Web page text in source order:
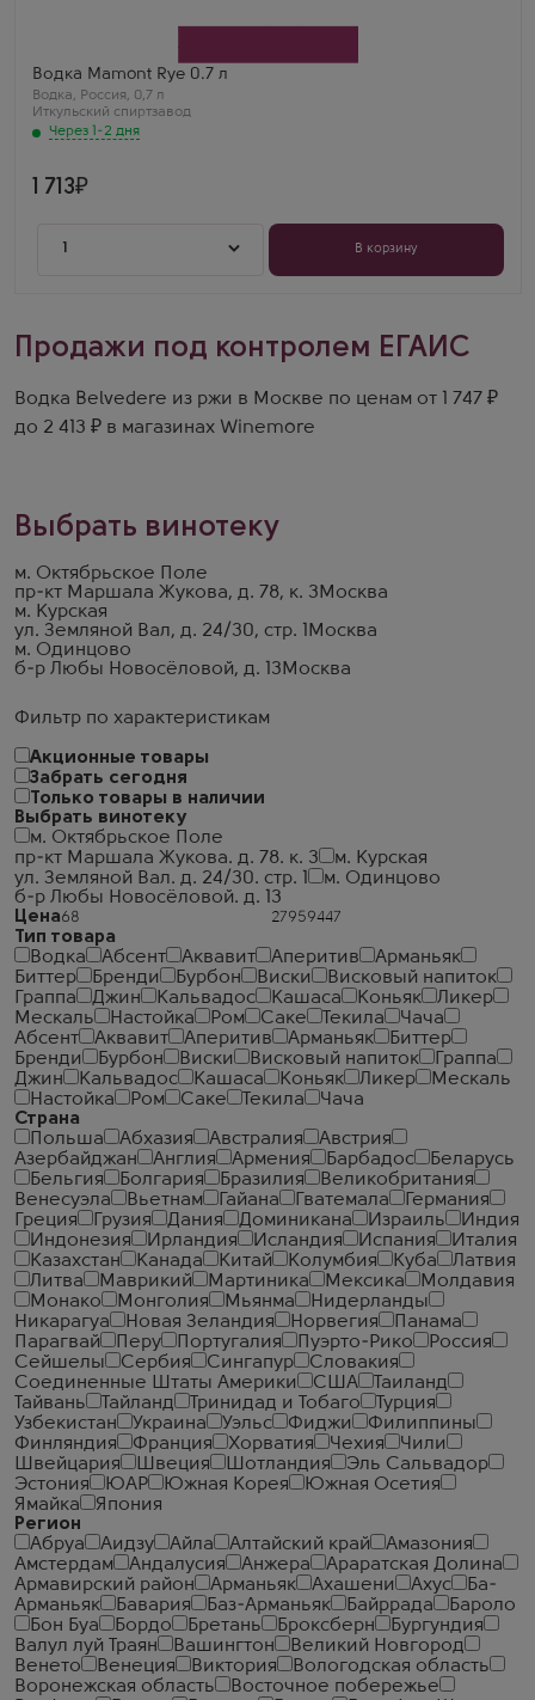
Фильтр по характеристикам
Акционные товары
Забрать сегодня
Только товары в наличии
Выбрать винотеку
м. Октябрьское Поле
пр-кт Маршала Жукова. д. 78. к. 3
м. Курская
ул. Земляной Вал. д. 24/30. стр. 1
м. Одинцово
б-р Любы Новосёловой. д. 13
Цена
Тип товара
Водка
Абсент Аквавит Аперитив
Арманьяк
Биттер
Бренди Бурбон Виски
Висковый напиток
Граппа
Джин Кальвадос Кашаса Коньяк
Ликер
Мескаль
Настойка Ром Саке Текила
Чача
Абсент
Аквавит Аперитив Арманьяк
Биттер
Бренди
Бурбон Виски Висковый напиток
Граппа
Джин
Кальвадос Кашаса Коньяк Ликер
Мескаль
Настойка
Ром Саке Текила
Чача
Страна
Польша
Абхазия Австралия
Австрия
Азербайджан
Англия Армения Барбадос
Беларусь
Бельгия
Болгария Бразилия
Великобритания
Венесуэла
Вьетнам Гайана Гватемала
Германия
Греция
Грузия Дания Доминикана Израиль
Индия
Индонезия
Ирландия Исландия Испания
Италия
Казахстан
Канада Китай Колумбия Куба
Латвия
Литва
Маврикий Мартиника Мексика
Молдавия
Монако
Монголия Мьянма
Нидерланды
Никарагуа
Новая Зеландия Норвегия
Панама
Парагвай
Перу Португалия Пуэрто-Рико
Россия
Сейшелы
Сербия Сингапур
Словакия
Соединенные Штаты Америки
США
Таиланд
Тайвань
Тайланд Тринидад и Тобаго
Турция
Узбекистан
Украина Уэльс Фиджи
Филиппины
Финляндия
Франция Хорватия Чехия
Чили
Швейцария
Швеция Шотландия
Эль Сальвадор
Эстония
ЮАР Южная Корея
Южная Осетия
Ямайка
Япония
Регион
Абруа
Аидзу Айла Алтайский край
Амазония
Амстердам
Андалусия Анжера
Араратская Долина
Армавирский район
Арманьяк Ахашени Ахус
Ба-
Арманьяк
Бавария Баз-Арманьяк Байррада
Бароло
Бон Буа
Бордо Бретань Броксберн
Бургундия
Валул луй Траян
Вашингтон
Великий Новгород
Венето
Венеция Виктория
Вологодская область
Воронежская область
Восточное побережье
Водка Mamont Rye 0.7 л
Водка, Россия, 0,7 л
Иткульский спиртзавод
Через 1-2 дня
Регион
Алтайский край
1 713
1 В корзину
Продажи под контролем ЕГАИС
Водка Belvedere из ржи в Москве по ценам от 1 747 ₽
до 2 413 ₽ в магазинах Winemore
Выбрать винотеку
м. Октябрьское Поле
пр-кт Маршала Жукова, д. 78, к. 3 Москва
м. Курская
ул. Земляной Вал, д. 24/30, стр. 1
Москва
м. Одинцово
б-р Любы Новосёловой, д. 13 Москва